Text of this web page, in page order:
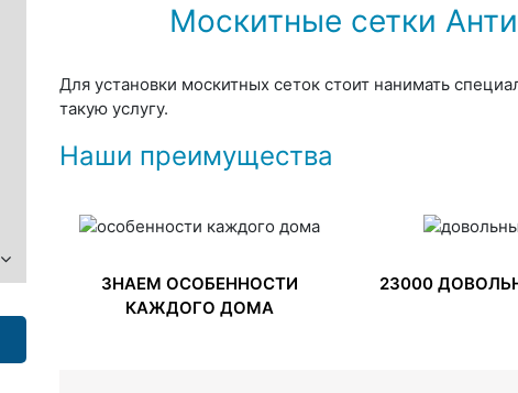
Москитные сетки
Для установки москитных сеток стоит нанимать
такую услугу.
Наши преимущества
ЗНАЕМ ОСОБЕННОСТИ
КАЖДОГО ДОМА
23000